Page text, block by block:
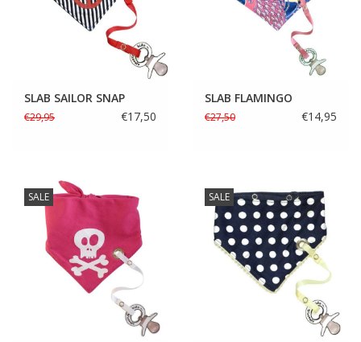
SLAB SAILOR SNAP
€29,95 €17,50
SLAB FLAMINGO
€27,50 €14,95
SALE SALE